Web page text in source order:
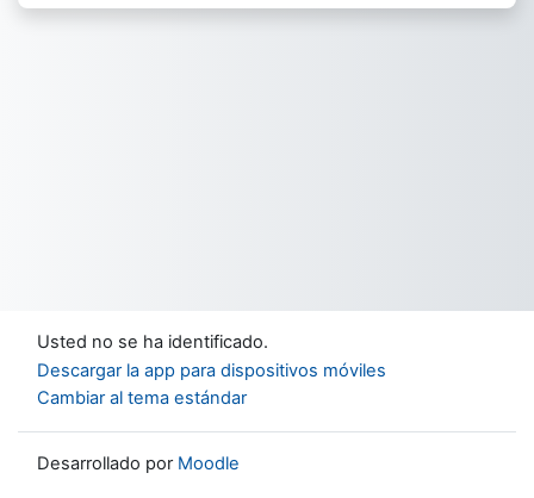
Usted no se ha identificado.
Descargar la app para dispositivos móviles
Cambiar al tema estándar
Desarrollado por Moodle